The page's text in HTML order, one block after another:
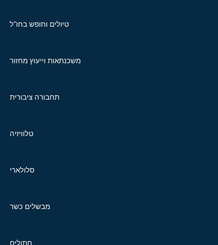
טיולים וחופש בחו"ל
משכנתאות וייעוץ מחזור
תחבורה ציבורית
טלוויזיה
סלולארי
מבשלים כשר
חתולים